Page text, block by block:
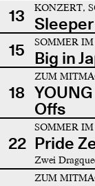
13
KONZERT,
15
SOMMER
Big in
18
ZUM
Offs
22
SOMMER
Pride
Zwei
ZUM